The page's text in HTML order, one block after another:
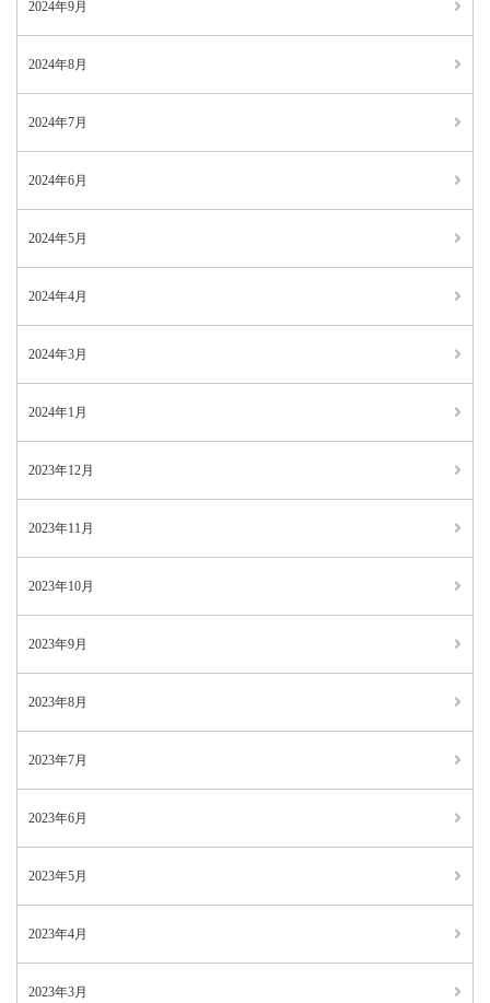
2024年9月
2024年8月
2024年7月
2024年6月
2024年5月
2024年4月
2024年3月
2024年1月
2023年12月
2023年11月
2023年10月
2023年9月
2023年8月
2023年7月
2023年6月
2023年5月
2023年4月
2023年3月